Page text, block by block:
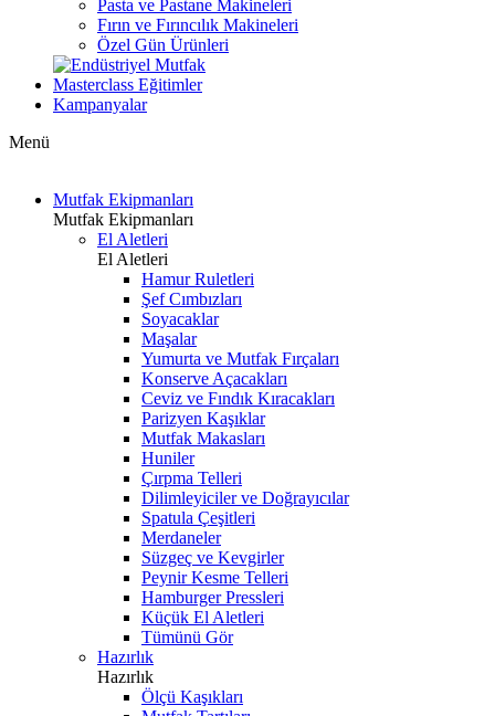
Pasta ve Pastane Makineleri
Fırın ve Fırıncılık Makineleri
Özel Gün Ürünleri
Masterclass Eğitimler
Kampanyalar
Menü
Mutfak Ekipmanları
Mutfak Ekipmanları
El Aletleri
El Aletleri
Hamur Ruletleri
Şef Cımbızları
Soyacaklar
Maşalar
Yumurta ve Mutfak Fırçaları
Konserve Açacakları
Ceviz ve Fındık Kıracakları
Parizyen Kaşıklar
Mutfak Makasları
Huniler
Çırpma Telleri
Dilimleyiciler ve Doğrayıcılar
Spatula Çeşitleri
Merdaneler
Süzgeç ve Kevgirler
Peynir Kesme Telleri
Hamburger Pressleri
Küçük El Aletleri
Tümünü Gör
Hazırlık
Hazırlık
Ölçü Kaşıkları